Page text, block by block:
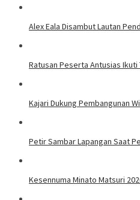
Alex Eala Disambut Lautan
Ratusan Peserta Antusias Ikuti
Kajari Dukung Pembangunan
Petir Sambar Lapangan Saat
Kesennuma Minato Matsuri